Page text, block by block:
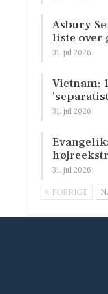
Asbury
liste over
31. jul 2026
Vietnam:
31. jul 2026
31. jul 2026
FORRIGE